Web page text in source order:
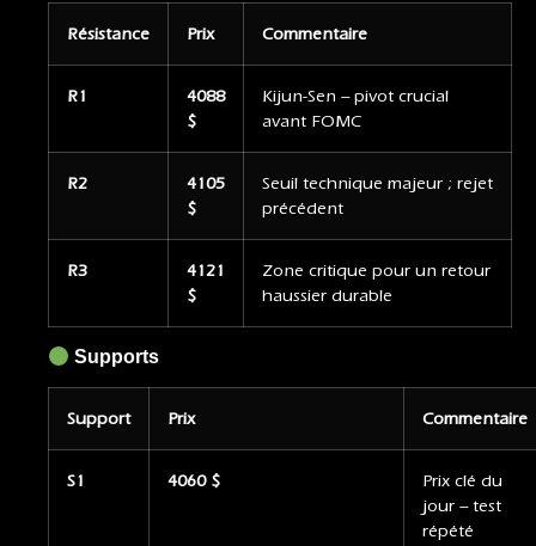
Résistance Prix Commentaire
R1
4088
$
Kijun-Sen – pivot crucial
avant FOMC
R2
4105
$
Seuil technique majeur ; rejet
précédent
R3
4121
$
Zone critique pour un retour
haussier durable
Supports
Support Prix Commentaire
S1 4060 $
Prix clé du
jour – test
répété